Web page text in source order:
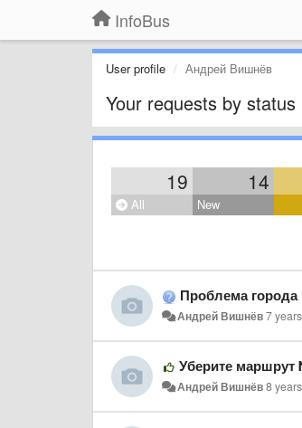
InfoBus
User profile Андрей Вишнёв
Your requests by status
19 14
All New
Проблема
Андрей Вишнёв7
Уберите маршрут
Андрей Вишнёв8